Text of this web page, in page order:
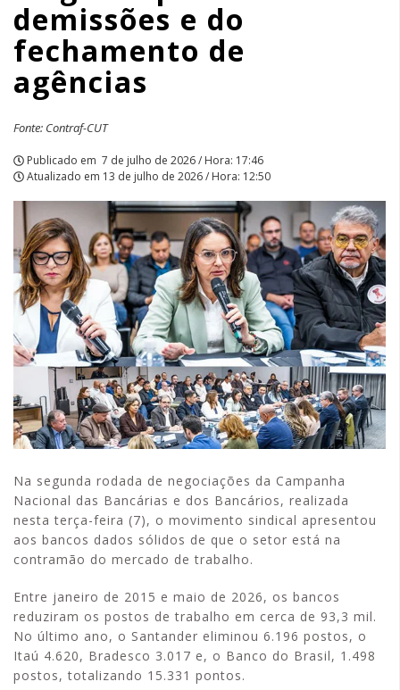
|
APCEF/SP
demissões e do
fechamento de
agências
Fonte: Contraf-CUT
Publicado em 7 de julho de 2026 / Hora: 17:46
Atualizado em 13 de julho de 2026 / Hora: 12:50
Na segunda rodada de negociações da Campanha
Nacional das Bancárias e dos Bancários, realizada
nesta terça-feira (7), o movimento sindical apresentou
aos bancos dados sólidos de que o setor está na
contramão do mercado de trabalho.
Entre janeiro de 2015 e maio de 2026, os bancos
reduziram os postos de trabalho em cerca de 93,3 mil.
No último ano, o Santander eliminou 6.196 postos, o
Itaú 4.620, Bradesco 3.017 e, o Banco do Brasil, 1.498
postos, totalizando 15.331 pontos.